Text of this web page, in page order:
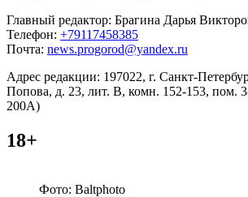
Главный редактор: Брагина Дарья
Телефон: +79117458385
Почта: news.progorod@yandex.ru
Адрес редакции: 197022, г. Санкт-
Попова, д. 23, лит. В, комн. 152-153, пом.
200А)
18+
Фото: Baltphoto